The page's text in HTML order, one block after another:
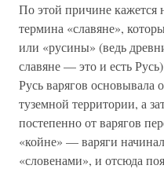
По этой причине кажется
термина «славяне»,
или «русины» (ведь
славяне — это и есть
Русь варягов основывала
туземной территории, а
постепенно от варягов
«койне» — варяги
«словенами», и отсюда